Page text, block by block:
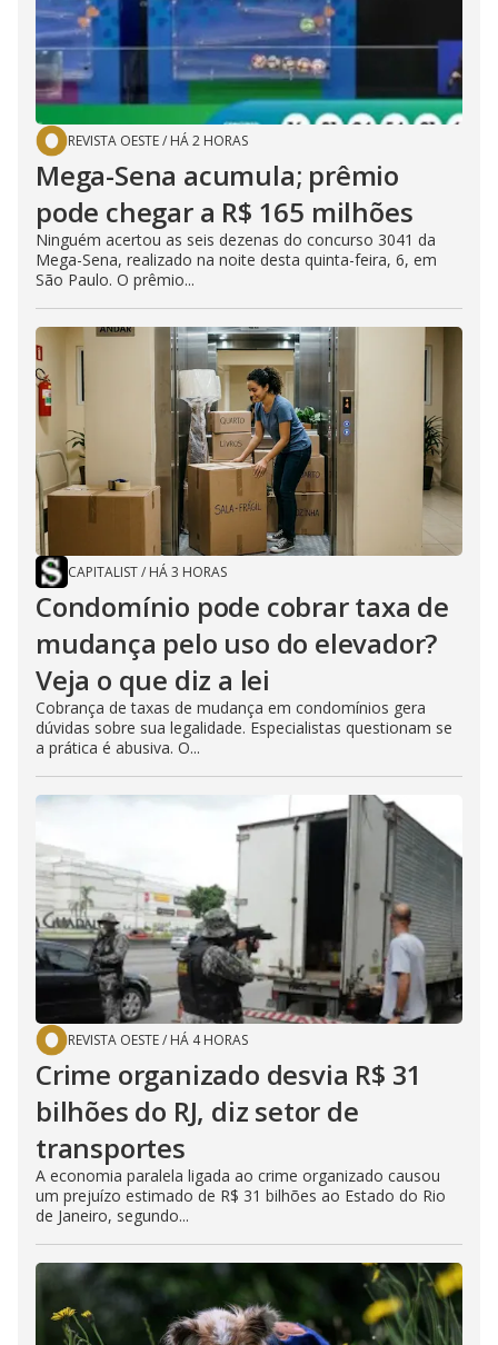
REVISTA OESTE/ HÁ 2 HORAS
Mega-Sena acumula; prêmio
pode chegar a R$ 165 milhões
Ninguém acertou as seis dezenas do concurso 3041 da
Mega-Sena, realizado na noite desta quinta-feira, 6, em
São Paulo. O prêmio...
CAPITALIST/ HÁ 3 HORAS
Condomínio pode cobrar taxa de
mudança pelo uso do elevador?
Veja o que diz a lei
Cobrança de taxas de mudança em condomínios gera
dúvidas sobre sua legalidade. Especialistas questionam se
a prática é abusiva. O...
REVISTA OESTE/ HÁ 4 HORAS
Crime organizado desvia R$ 31
bilhões do RJ, diz setor de
transportes
A economia paralela ligada ao crime organizado causou
um prejuízo estimado de R$ 31 bilhões ao Estado do Rio
de Janeiro, segundo...